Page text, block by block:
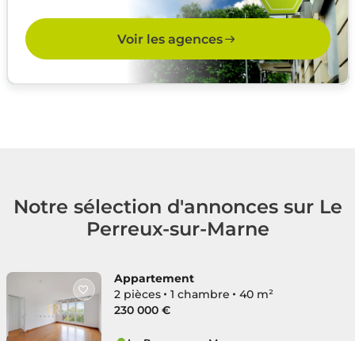
Voir les agences
Notre sélection d'annonces sur Le
Perreux-sur-Marne
Appartement
2 pièces
1 chambre
40 m²
230 000 €